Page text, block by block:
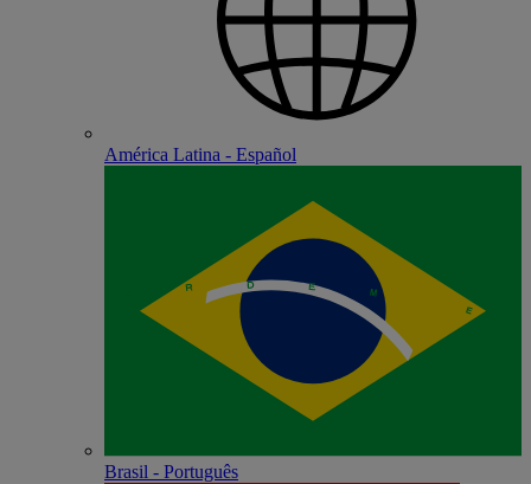
América Latina - Español
Brasil - Português